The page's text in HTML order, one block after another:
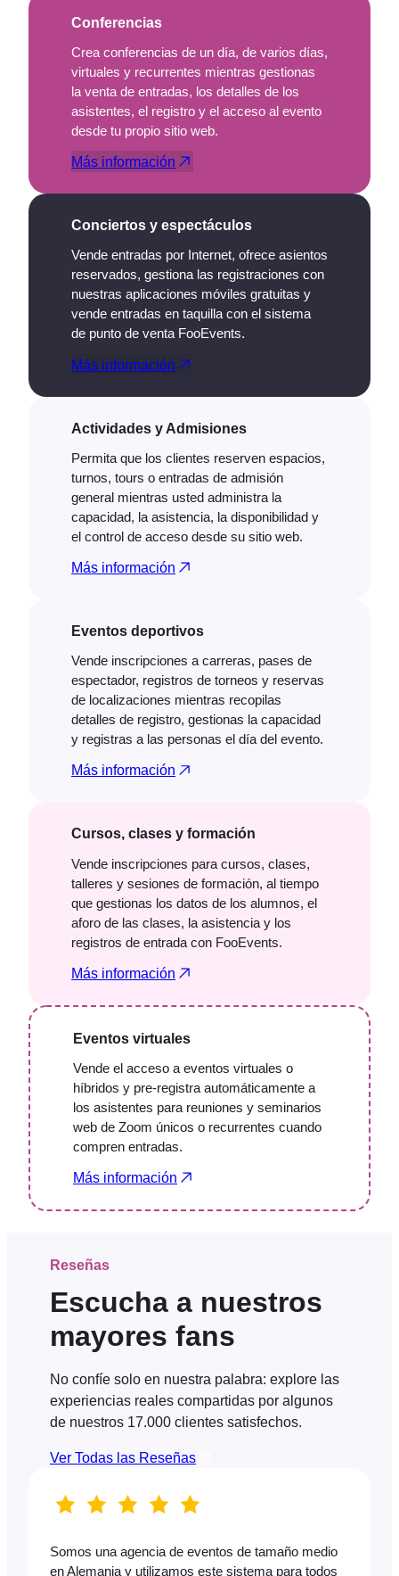
Conferencias
Crea conferencias de un día, de varios días,
virtuales y recurrentes mientras gestionas
la venta de entradas, los detalles de los
asistentes, el registro y el acceso al evento
desde tu propio sitio web.
Más información
Conciertos y espectáculos
Vende entradas por Internet, ofrece asientos
reservados, gestiona las registraciones con
nuestras aplicaciones móviles gratuitas y
vende entradas en taquilla con el sistema
de punto de venta FooEvents.
Más información
Actividades y Admisiones
Permita que los clientes reserven espacios,
turnos, tours o entradas de admisión
general mientras usted administra la
capacidad, la asistencia, la disponibilidad y
el control de acceso desde su sitio web.
Más información
Eventos deportivos
Vende inscripciones a carreras, pases de
espectador, registros de torneos y reservas
de localizaciones mientras recopilas
detalles de registro, gestionas la capacidad
y registras a las personas el día del evento.
Más información
Cursos, clases y formación
Vende inscripciones para cursos, clases,
talleres y sesiones de formación, al tiempo
que gestionas los datos de los alumnos, el
aforo de las clases, la asistencia y los
registros de entrada con FooEvents.
Más información
Eventos virtuales
Vende el acceso a eventos virtuales o
híbridos y pre-registra automáticamente a
los asistentes para reuniones y seminarios
web de Zoom únicos o recurrentes cuando
compren entradas.
Más información
Reseñas
Escucha a nuestros
mayores fans
No confíe solo en nuestra palabra: explore las
experiencias reales compartidas por algunos
de nuestros 17.000 clientes satisfechos.
Ver Todas las Reseñas
Somos una agencia de eventos de tamaño medio
en Alemania y utilizamos este sistema para todos